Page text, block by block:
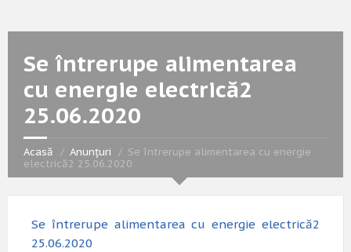
Se întrerupe alimentarea
cu energie electrică2
25.06.2020
Acasă Anunțuri
Se întrerupe alimentarea cu energie
electrică2 25.06.2020
Se întrerupe alimentarea cu energie electrică2
25.06.2020